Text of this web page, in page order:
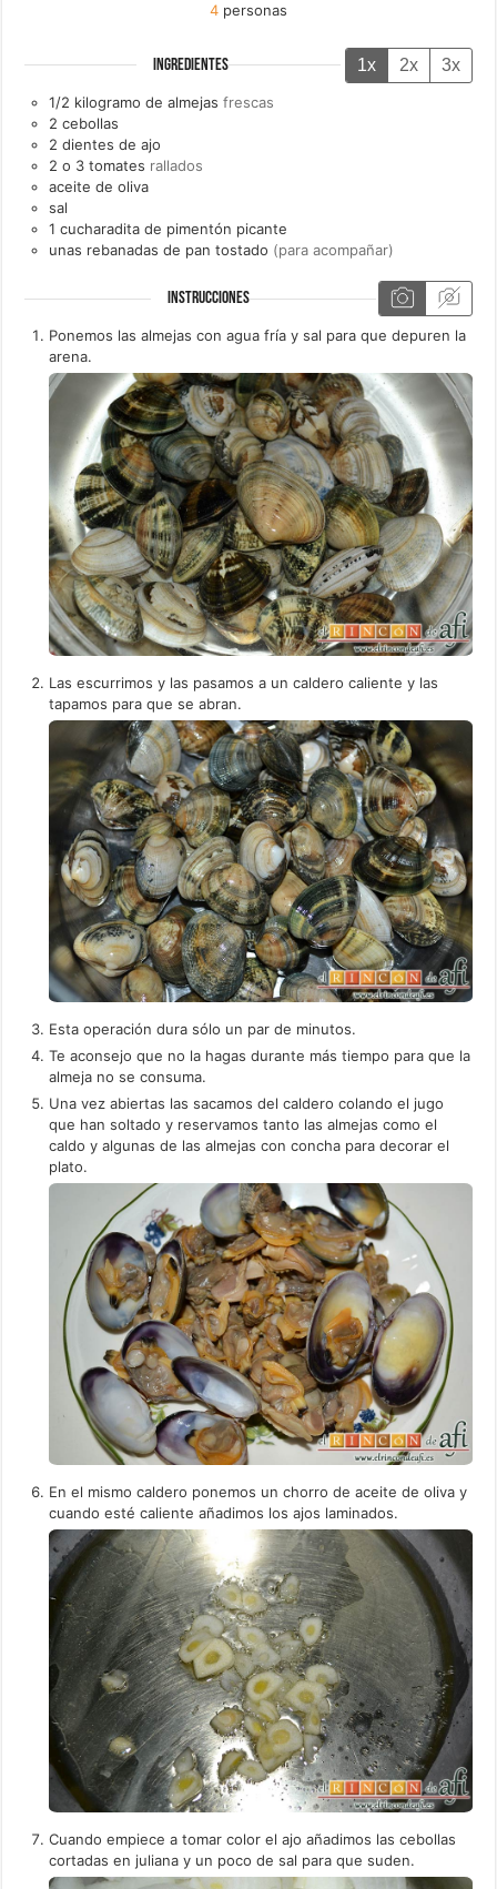
4 personas
INGREDIENTES 1x 2x 3x
1/2 kilogramo de almejas frescas
2 cebollas
2 dientes de ajo
2 o 3 tomates rallados
aceite de oliva
sal
1 cucharadita de pimentón picante
unas rebanadas de pan tostado (para acompañar)
INSTRUCCIONES
Ponemos las almejas con agua fría y sal para que depuren la
arena.
Las escurrimos y las pasamos a un caldero caliente y las
tapamos para que se abran.
Esta operación dura sólo un par de minutos.
Te aconsejo que no la hagas durante más tiempo para que la
almeja no se consuma.
Una vez abiertas las sacamos del caldero colando el jugo
que han soltado y reservamos tanto las almejas como el
caldo y algunas de las almejas con concha para decorar el
plato.
En el mismo caldero ponemos un chorro de aceite de oliva y
cuando esté caliente añadimos los ajos laminados.
Cuando empiece a tomar color el ajo añadimos las cebollas
cortadas en juliana y un poco de sal para que suden.